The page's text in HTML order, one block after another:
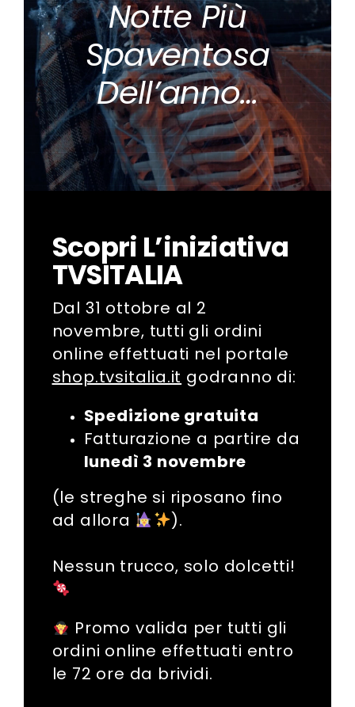
Notte Più
Spaventosa
Dell’anno…
Scopri L’iniziativa
TVSITALIA
Dal 31 ottobre al 2
novembre, tutti gli ordini
online effettuati nel portale
shop.tvsitalia.it godranno di:
Spedizione gratuita
Fatturazione a partire da
lunedì 3 novembre
(le streghe si riposano fino
ad allora
).
Nessun trucco, solo dolcetti!
Promo valida per tutti gli
ordini online effettuati entro
le 72 ore da brividi.